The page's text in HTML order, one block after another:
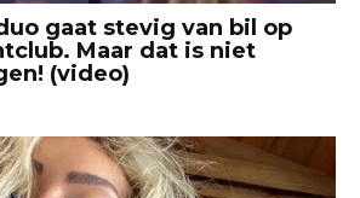
gaat stevig van bil op
Maar dat is niet
(video)